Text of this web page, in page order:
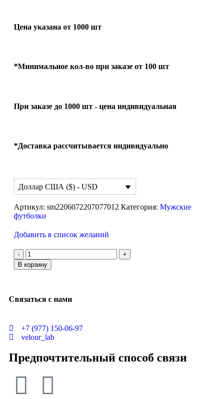
Цена указана от 1000 шт
*Минимальное кол-во при заказе от 100 шт
При заказе до 1000 шт - цена индивидуальная
*Доставка рассчитывается индивидуально
Доллар США ($) - USD
Артикул: sm2206072207077012 Категория: Мужские
футболки
Добавить в список желаний
В корзину
Связаться с нами
+7 (977) 150-06-97
velour_lab
Предпочтительный способ связи